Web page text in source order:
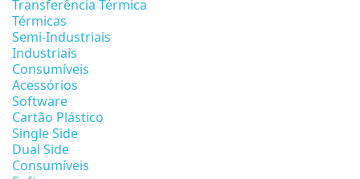
Transferência Térmica
Térmicas
Semi-Industriais
Industriais
Consumíveis
Acessórios
Software
Cartão Plástico
Single Side
Dual Side
Consumíveis